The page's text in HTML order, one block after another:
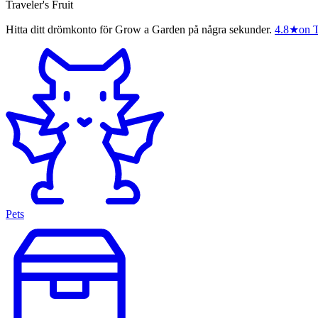
Traveler's Fruit
Hitta ditt drömkonto för Grow a Garden på några sekunder. 4.8★on
Pets